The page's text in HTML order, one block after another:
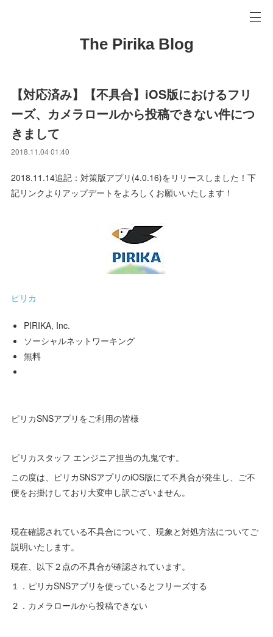
The Pirika Blog
【対応済み】【不具合】iOS版におけるフリ
ーズ、カメラロールから投稿できない件につ
きまして
2018.11.04 01:40
2018.11.14追記：対策版アプリ(4.0.16)をリリースしました！下
記リンクよりアップデートをよろしくお願いいたします！
ピリカ
PIRIKA, Inc.
ソーシャルネットワーキング
無料
ピリカSNSアプリをご利用の皆様
ピリカスタッフ エンジニア担当の九鬼です。
この度は、ピリカSNSアプリのiOS版にて不具合が発生し、ご不
便をお掛けしており大変申し訳ございません。
現在確認されている不具合について、現象と対処方法についてご
説明いたします。
現在、以下２点の不具合が確認されています。
１．ピリカSNSアプリを使っているとフリーズする
２．カメラロールから投稿できない